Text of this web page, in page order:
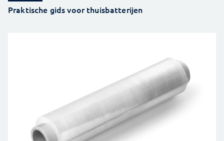
Praktische gids voor thuisbatterijen